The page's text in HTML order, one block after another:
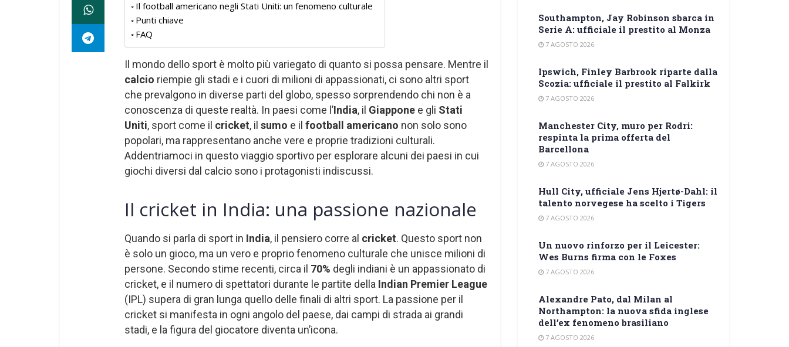
Il football americano negli Stati Uniti: un fenomeno culturale
Punti chiave
FAQ
Il mondo dello sport è molto più variegato di quanto si possa pensare. Mentre il
calcio riempie gli stadi e i cuori di milioni di appassionati, ci sono altri sport
che prevalgono in diverse parti del globo, spesso sorprendendo chi non è a
conoscenza di queste realtà. In paesi come l’India, il Giappone e gli Stati
Uniti, sport come il cricket, il sumo e il football americano non solo sono
popolari, ma rappresentano anche vere e proprie tradizioni culturali.
Addentriamoci in questo viaggio sportivo per esplorare alcuni dei paesi in cui
giochi diversi dal calcio sono i protagonisti indiscussi.
Il cricket in India: una passione nazionale
Quando si parla di sport in India, il pensiero corre al cricket. Questo sport non
è solo un gioco, ma un vero e proprio fenomeno culturale che unisce milioni di
persone. Secondo stime recenti, circa il 70% degli indiani è un appassionato di
cricket, e il numero di spettatori durante le partite della Indian Premier League
(IPL) supera di gran lunga quello delle finali di altri sport. La passione per il
cricket si manifesta in ogni angolo del paese, dai campi di strada ai grandi
stadi, e la figura del giocatore diventa un’icona.
Southampton, Jay Robinson sbarca in
Serie A: ufficiale il prestito al Monza
7 AGOSTO 2026
Ipswich, Finley Barbrook riparte dalla
Scozia: ufficiale il prestito al Falkirk
7 AGOSTO 2026
Manchester City, muro per Rodri:
respinta la prima offerta del
Barcellona
7 AGOSTO 2026
Hull City, ufficiale Jens Hjertø-Dahl: il
talento norvegese ha scelto i Tigers
7 AGOSTO 2026
Un nuovo rinforzo per il Leicester:
Wes Burns firma con le Foxes
7 AGOSTO 2026
Alexandre Pato, dal Milan al
Northampton: la nuova sfida inglese
dell’ex fenomeno brasiliano
7 AGOSTO 2026